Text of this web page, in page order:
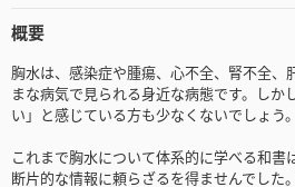
概要
胸水は、感染症や腫瘍、心不全、腎不全、
まな病気で見られる身近な病態です。しか
い」と感じている方も少なくないでしょう。
これまで胸水について体系的に学べる和書
断片的な情報に頼らざるを得ませんでした